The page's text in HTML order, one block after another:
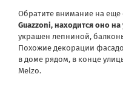
Обратите внимание на еще
Guazzoni, находится оно
украшен лепниной,
Похожие декорации
в доме рядом, в конце
Melzo.